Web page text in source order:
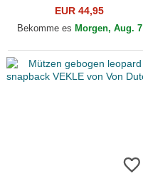
Goorin Bros.EUR 44,95
Bekomme es Morgen, Aug. 7